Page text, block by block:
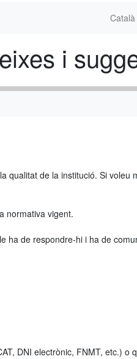
Català
i
qualitat de la institució. Si voleu
normativa vigent.
ha de respondre-hi i ha de
DNI electrònic, FNMT, etc.) o